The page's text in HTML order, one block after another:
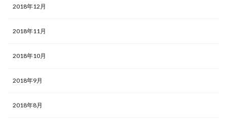
2018年12月
2018年11月
2018年10月
2018年9月
2018年8月